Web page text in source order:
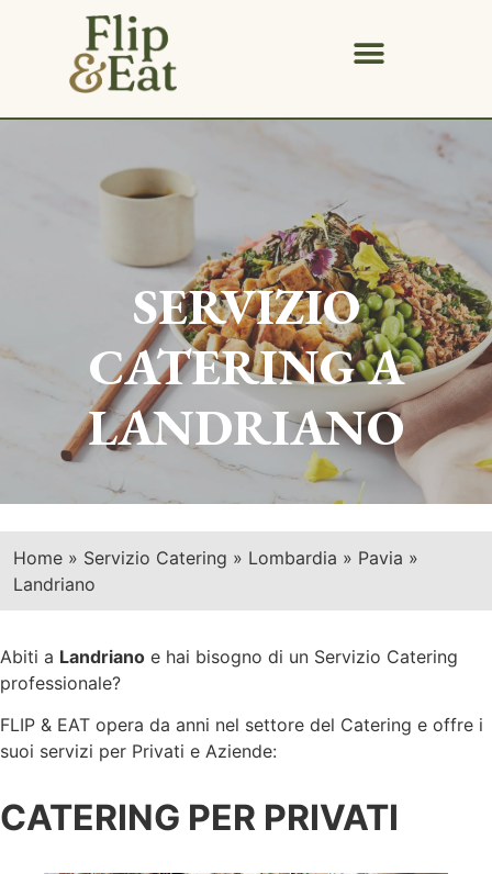
SERVIZIO
CATERING A
LANDRIANO
Home » Servizio Catering » Lombardia » Pavia »
Landriano
Abiti a Landriano e hai bisogno di un Servizio Catering
professionale?
FLIP & EAT opera da anni nel settore del Catering e offre i
suoi servizi per Privati e Aziende:
CATERING PER PRIVATI